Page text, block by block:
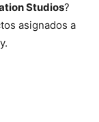
Studios?
asignados a